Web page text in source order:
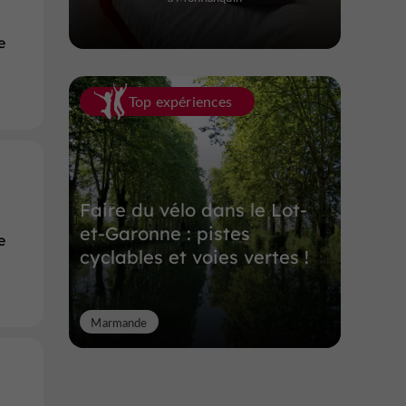
Top expériences
Faire du vélo dans le Lot-
et-Garonne : pistes
cyclables et voies vertes !
Marmande